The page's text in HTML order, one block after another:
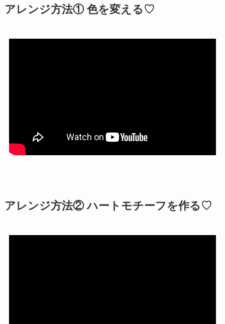
アレンジ方法① 色を変える♡
アレンジ方法② ハートモチーフを作る♡